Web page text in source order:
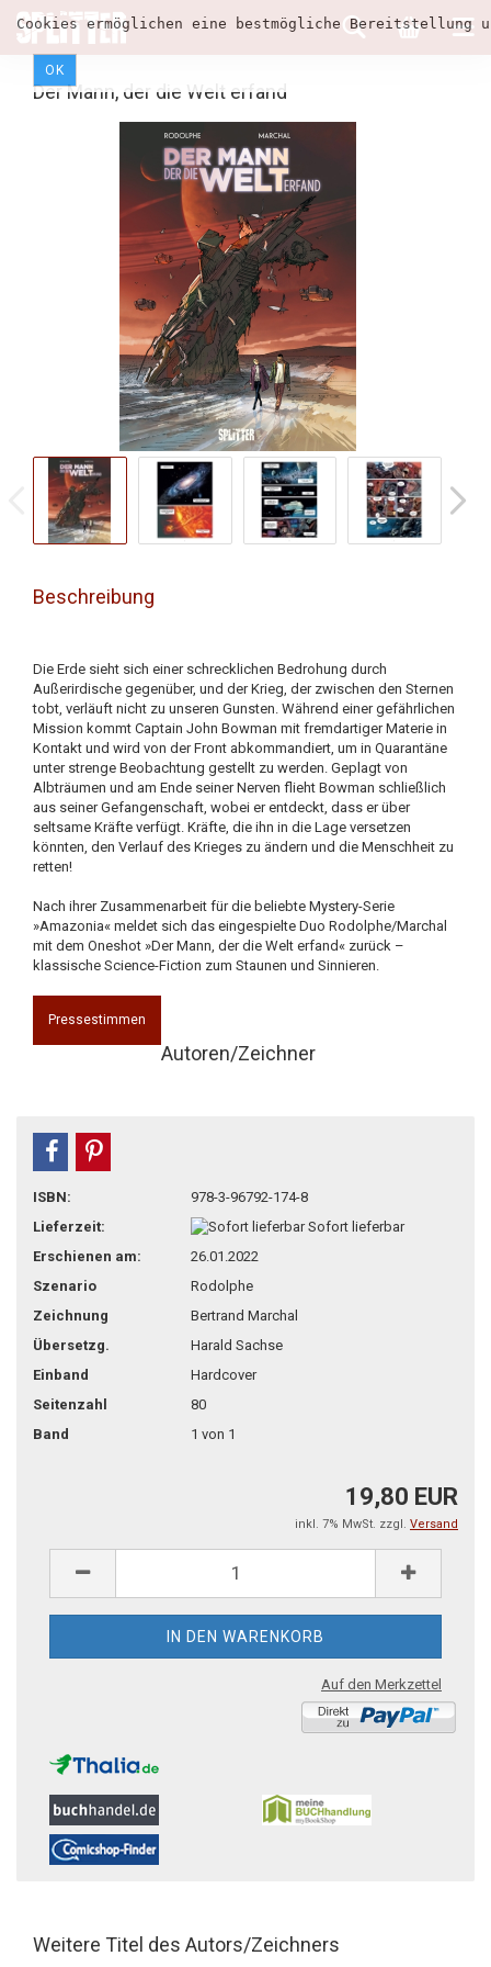
Cookies ermöglichen eine bestmögliche
OK
Der Mann, der die Welt erfand
Beschreibung
Die Erde sieht sich einer schrecklichen Bedrohung durch
Außerirdische gegenüber, und der Krieg, der zwischen den Sternen
tobt, verläuft nicht zu unseren Gunsten. Während einer gefährlichen
Mission kommt Captain John Bowman mit fremdartiger Materie in
Kontakt und wird von der Front abkommandiert, um in Quarantäne
unter strenge Beobachtung gestellt zu werden. Geplagt von
Albträumen und am Ende seiner Nerven flieht Bowman schließlich
aus seiner Gefangenschaft, wobei er entdeckt, dass er über
seltsame Kräfte verfügt. Kräfte, die ihn in die Lage versetzen
könnten, den Verlauf des Krieges zu ändern und die Menschheit zu
retten!
Nach ihrer Zusammenarbeit für die beliebte Mystery-Serie
»Amazonia« meldet sich das eingespielte Duo Rodolphe/Marchal
mit dem Oneshot »Der Mann, der die Welt erfand« zurück –
klassische Science-Fiction zum Staunen und Sinnieren.
Pressestimmen
Autoren/Zeichner
teilen
ISBN:
978-3-96792-174-8
Lieferzeit:
Sofort lieferbar
Erschienen am:
26.01.2022
Szenario
Rodolphe
Zeichnung
Bertrand Marchal
Übersetzg.
Harald Sachse
Einband
Hardcover
Seitenzahl
80
Band
1 von 1
19,80 EUR
inkl. 7% MwSt. zzgl. Versand
Auf den Merkzettel
Weitere Titel des Autors/Zeichners